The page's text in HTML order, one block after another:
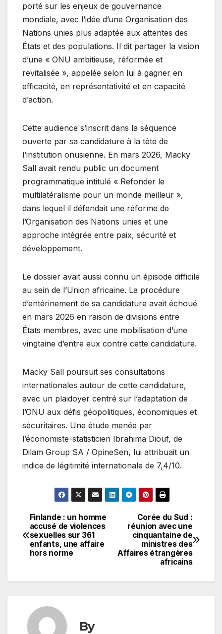
porté sur les enjeux de gouvernance
mondiale, avec l’idée d’une Organisation des
Nations unies plus adaptée aux attentes des
États et des populations. Il dit partager la vision
d’une « ONU ambitieuse, réformée et
revitalisée », appelée selon lui à gagner en
efficacité, en représentativité et en capacité
d’action.
Cette audience s’inscrit dans la séquence
ouverte par sa candidature à la tête de
l’institution onusienne. En mars 2026, Macky
Sall avait rendu public un document
programmatique intitulé « Refonder le
multilatéralisme pour un monde meilleur »,
dans lequel il défendait une réforme de
l’Organisation des Nations unies et une
approche intégrée entre paix, sécurité et
développement.
Le dossier avait aussi connu un épisode difficile
au sein de l’Union africaine. La procédure
d’entérinement de sa candidature avait échoué
en mars 2026 en raison de divisions entre
États membres, avec une mobilisation d’une
vingtaine d’entre eux contre cette candidature.
Macky Sall poursuit ses consultations
internationales autour de cette candidature,
avec un plaidoyer centré sur l’adaptation de
l’ONU aux défis géopolitiques, économiques et
sécuritaires. Une étude menée par
l’économiste-statisticien Ibrahima Diouf, de
Dilam Group SA / OpineSen, lui attribuait un
indice de légitimité internationale de 7,4/10.
Navigation
de
Corée du Sud :
réunion avec une
cinquantaine de
ministres des
Affaires étrangères
africains
Finlande : un homme
accusé de violences
sexuelles sur 361
enfants, une affaire
hors norme
By